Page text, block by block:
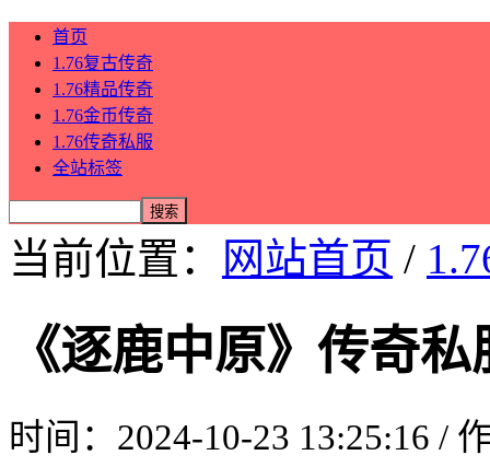
首页
1.76复古传奇
1.76精品传奇
1.76金币传奇
1.76传奇私服
全站标签
当前位置： 网站首页 /
《逐鹿中原》传奇
时间：2024-10-23 13:25:16 /